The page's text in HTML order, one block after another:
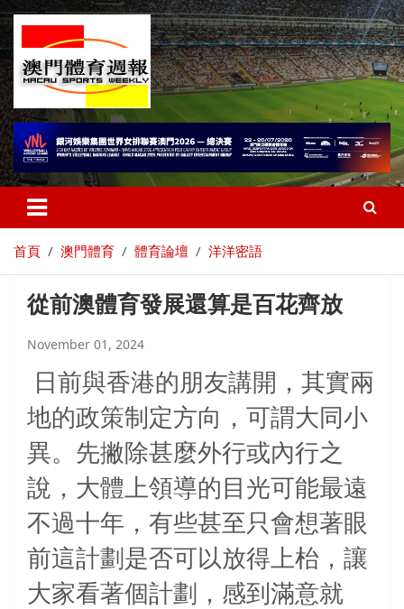
首頁 澳門體育 體育論壇 洋洋密語
從前澳體育發展還算是百花齊放
November 01, 2024
日前與香港的朋友講開，其實兩
地的政策制定方向，可謂大同小
異。先撇除甚麼外行或內行之
說，大體上領導的目光可能最遠
不過十年，有些甚至只會想著眼
前這計劃是否可以放得上枱，讓
大家看著個計劃，感到滿意就